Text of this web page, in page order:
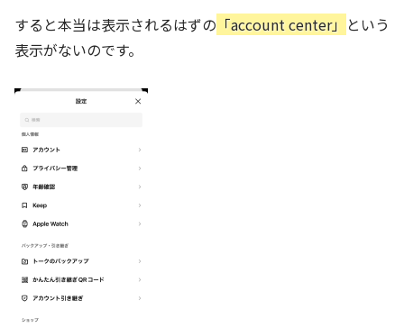
すると本当は表示されるはずの 「account center」 という
表示がないのです。